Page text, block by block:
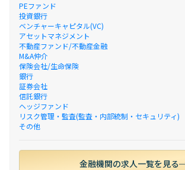
PEファンド
投資銀行
ベンチャーキャピタル(VC)
アセットマネジメント
不動産ファンド/不動産金融
M&A仲介
保険会社/生命保険
銀行
証券会社
信託銀行
ヘッジファンド
リスク管理・監査(監査・内部統制・セキュリティ)
その他
金融機関の求人一覧を見る